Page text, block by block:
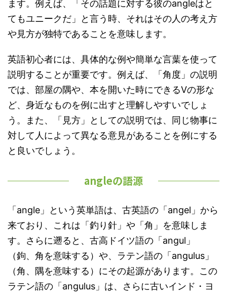
ます。例えば、「その話題に対する彼のangleはと
てもユニークだ」と言う時、それはその人の考え方
や見方が独特であることを意味します。
英語初心者には、具体的な例や簡単な言葉を使って
説明することが重要です。例えば、「角度」の説明
では、部屋の隅や、本を開いた時にできるVの形な
ど、身近なものを例に出すと理解しやすいでしょ
う。また、「見方」としての説明では、同じ物事に
対して人によって異なる意見があることを例にする
と良いでしょう。
angleの語源
「angle」という英単語は、古英語の「angel」から
来ており、これは「釣り針」や「角」を意味しま
す。さらに遡ると、古高ドイツ語の「angul」
（鉤、角を意味する）や、ラテン語の「angulus」
（角、隅を意味する）にその起源があります。この
ラテン語の「angulus」は、さらに古いインド・ヨ